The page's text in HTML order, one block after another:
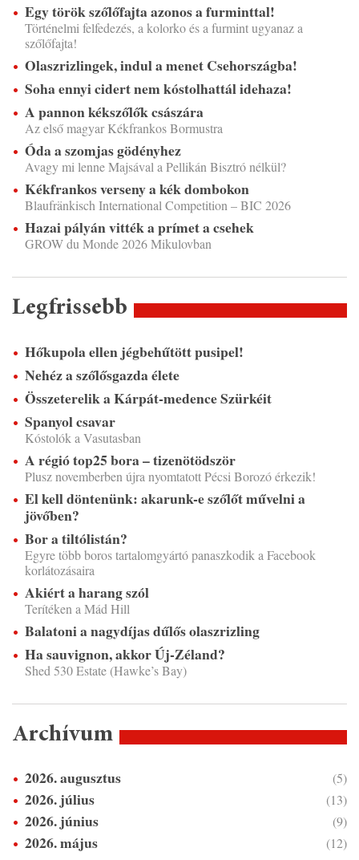
Egy török szőlőfajta azonos a furminttal!
Történelmi felfedezés, a kolorko és a furmint ugyanaz a
szőlőfajta!
Olaszrizlingek, indul a menet Csehországba!
Soha ennyi cidert nem kóstolhattál idehaza!
A pannon kékszőlők császára
Az első magyar Kékfrankos Bormustra
Óda a szomjas gödényhez
Avagy mi lenne Majsával a Pellikán Bisztró nélkül?
Kékfrankos verseny a kék dombokon
Blaufränkisch International Competition – BIC 2026
Hazai pályán vitték a prímet a csehek
GROW du Monde 2026 Mikulovban
Legfrissebb
Hőkupola ellen jégbehűtött pusipel!
Nehéz a szőlősgazda élete
Összeterelik a Kárpát-medence Szürkéit
Spanyol csavar
Kóstolók a Vasutasban
A régió top25 bora – tizenötödször
Plusz novemberben újra nyomtatott Pécsi Borozó érkezik!
El kell döntenünk: akarunk-e szőlőt művelni a
jövőben?
Bor a tiltólistán?
Egyre több boros tartalomgyártó panaszkodik a Facebook
korlátozásaira
Akiért a harang szól
Terítéken a Mád Hill
Balatoni a nagydíjas dűlős olaszrizling
Ha sauvignon, akkor Új-Zéland?
Shed 530 Estate (Hawke’s Bay)
Archívum
2026. augusztus (5)
2026. július (13)
2026. június (9)
2026. május (12)